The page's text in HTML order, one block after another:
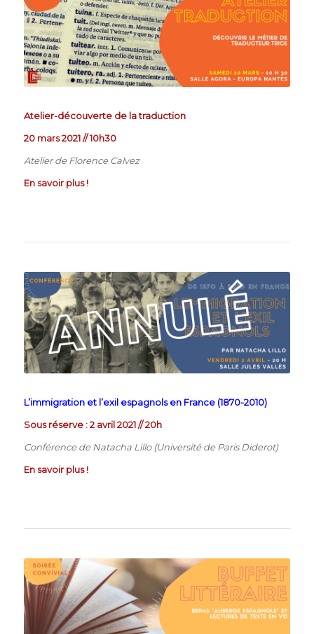
Atelier-découverte de la traduction
20 mars 2021 // 10h30
Atelier de Florence Calvez
En savoir plus !
L’immigration et l’exil espagnols en France (1870-2010)
Sous réserve : 2 avril 2021 // 20h
Conférence de Natacha Lillo (Université de Paris Diderot)
En savoir plus !